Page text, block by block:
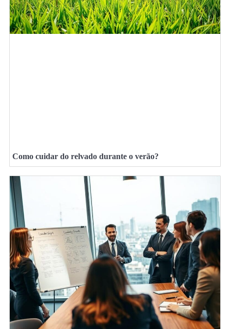
Como cuidar do relvado durante o verão?